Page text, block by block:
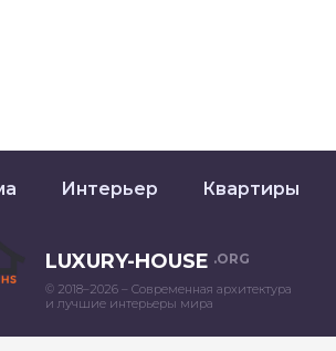
Интерьер Квартиры
LUXURY-HOUSE .ORG
© 2018–2026 – Современная архитектура
и лучшие интерьеры мира